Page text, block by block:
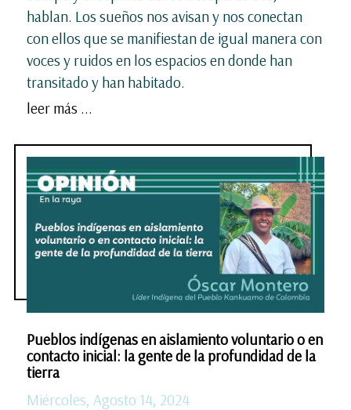
hablan. Los sueños nos avisan y nos conectan
con ellos que se manifiestan de igual manera con
voces y ruidos en los espacios en donde han
transitado y han habitado.
leer más ...
Pueblos indígenas en aislamiento voluntario o en
contacto inicial: la gente de la profundidad de la
tierra
Miércoles, Agosto 14, 2024